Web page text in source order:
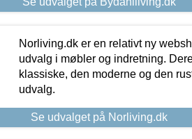
Norliving.dk er en relativt ny
udvalg i møbler og indretning.
klassiske, den moderne og den
udvalg.
Se udvalget på Norliving.dk